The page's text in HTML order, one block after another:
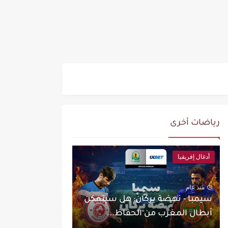
رياضات أخرى
أدغال إفريقيا
منذ عام
سيمبا - نهضة بركان: هل سيتمكن
أبطال المغرب من الحفاظ...